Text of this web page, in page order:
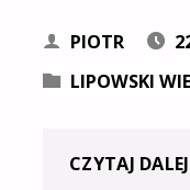
PIOTR
LIPOWSKI
CZYTAJ DALEJ